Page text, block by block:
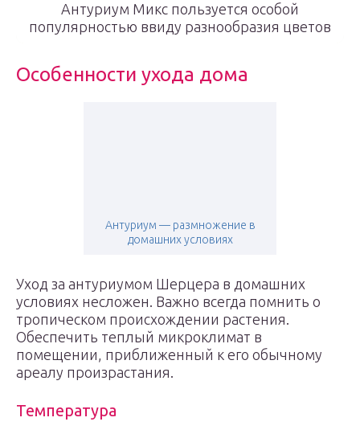
Антуриум Микс пользуется особой
популярностью ввиду разнообразия цветов
Особенности ухода дома
Антуриум — размножение в
домашних условиях
Уход за антуриумом Шерцера в домашних
условиях несложен. Важно всегда помнить о
тропическом происхождении растения.
Обеспечить теплый микроклимат в
помещении, приближенный к его обычному
ареалу произрастания.
Температура